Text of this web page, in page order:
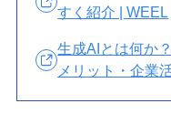
すく紹介 | WEEL
生成AIとは何か
メリット・企業